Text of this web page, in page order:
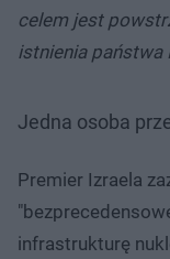
celem jest
istnienia państwa
Jedna osoba
Premier Izraela
infrastrukturę